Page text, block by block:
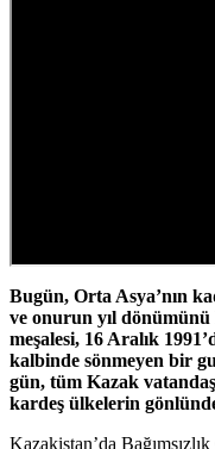
Bugün, Orta Asya’nın
ve onurun yıl dönümünü
meşalesi, 16 Aralık
kalbinde sönmeyen bir
gün, tüm Kazak
kardeş ülkelerin
Kazakistan’da